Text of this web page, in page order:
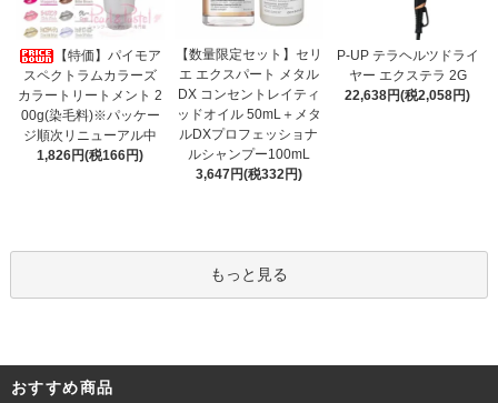
【特価】パイモア
スペクトラムカラーズ
カラートリートメント 2
00g(染毛料)※パッケー
ジ順次リニューアル中
1,826円(税166円)
【数量限定セット】セリ
エ エクスパート メタル
DX コンセントレイティ
ッドオイル 50mL＋メタ
ルDXプロフェッショナ
ルシャンプー100mL
3,647円(税332円)
P-UP テラヘルツドライ
ヤー エクステラ 2G
22,638円(税2,058円)
もっと見る
おすすめ商品